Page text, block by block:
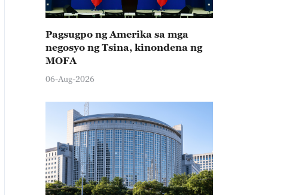
Pagsugpo ng Amerika sa mga
negosyo ng Tsina, kinondena ng
MOFA
06-Aug-2026